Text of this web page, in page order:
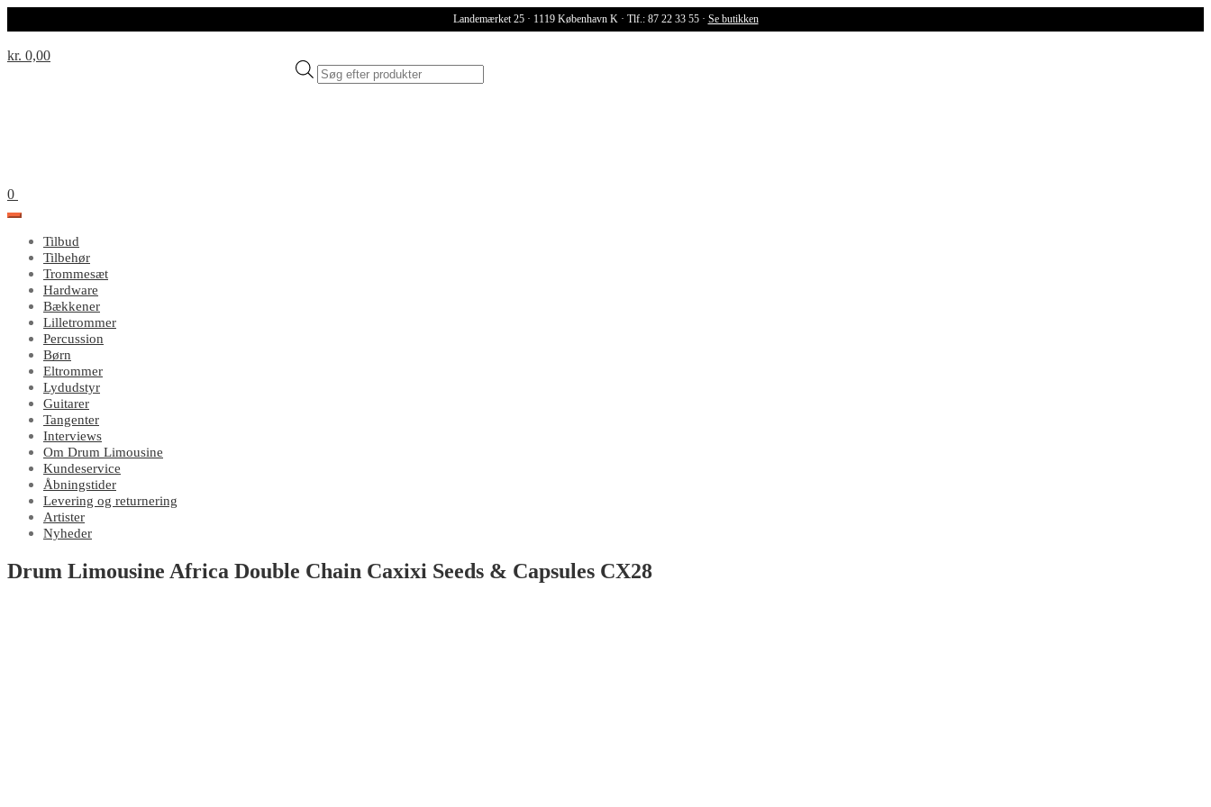
Landemærket 25 · 1119 København K · Tlf.: 87 22 33 55 · Se butikken
Products
search
kr. 0,00
0
Tilbud
Tilbehør
Trommesæt
Hardware
Bækkener
Lilletrommer
Percussion
Børn
Eltrommer
Lydudstyr
Guitarer
Tangenter
Interviews
Om Drum Limousine
Kundeservice
Åbningstider
Levering og returnering
Artister
Nyheder
Drum Limousine Africa Double Chain Caxixi Seeds & Capsules CX28